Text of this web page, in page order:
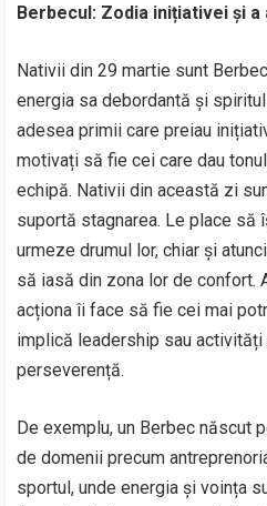
Berbecul: Zodia inițiativei și a
Nativii din 29 martie sunt
energia sa debordantă și
adesea primii care preiau
motivați să fie cei care dau
echipă. Nativii din această zi
suportă stagnarea. Le place să
urmeze drumul lor, chiar și
să iasă din zona lor de confort.
acționa îi face să fie cei mai
implică leadership sau
perseverență.
De exemplu, un Berbec născut
de domenii precum
sportul, unde energia și voința